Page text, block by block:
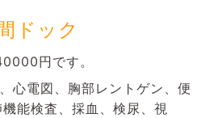
ドック
円です。
心電図、胸部レントゲン、便
能検査、採血、検尿、視